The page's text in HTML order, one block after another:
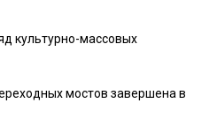
культурно-массовых
мостов завершена в